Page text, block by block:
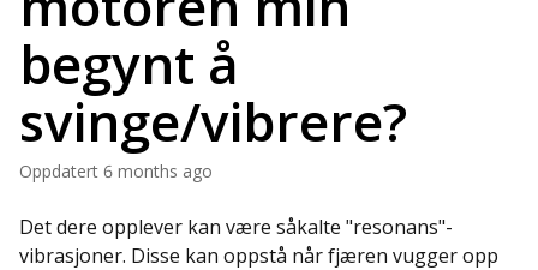
begynt å
svinge/vibrere?
Oppdatert 6 months ago
Det dere opplever kan være såkalte "resonans"-
vibrasjoner. Disse kan oppstå når fjæren vugger opp